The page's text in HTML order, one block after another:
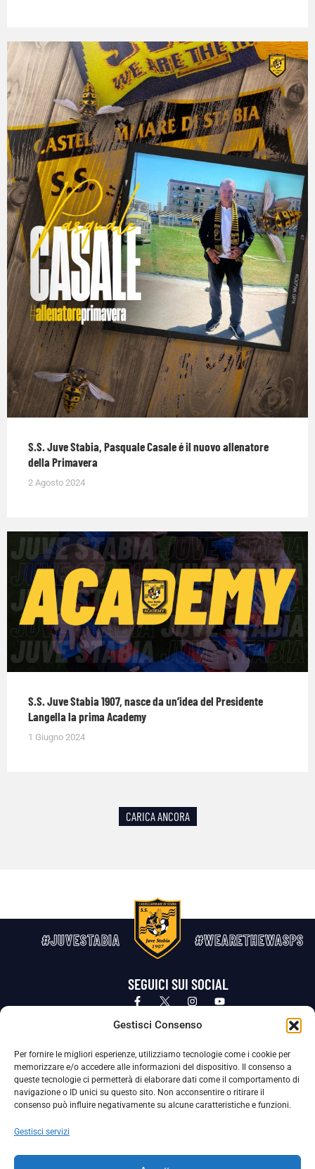
Gestisci Consenso
Per fornire le migliori esperienze, utilizziamo tecnologie come i cookie per
memorizzare e/o accedere alle informazioni del dispositivo. Il consenso a
queste tecnologie ci permetterà di elaborare dati come il comportamento di
navigazione o ID unici su questo sito. Non acconsentire o ritirare il
consenso può influire negativamente su alcune caratteristiche e funzioni.
Gestisci servizi
S.S. Juve Stabia, Pasquale Casale é il nuovo allenatore
della Primavera
2 Agosto 2024
S.S. Juve Stabia 1907, nasce da un’idea del Presidente
Langella la prima Academy
1 Giugno 2024
CARICA ANCORA
#JUVESTABIA #WEARETHEWASPS
SEGUICI SUI SOCIAL
Privacy Policy Cookie Policy
La Società ha nominato il Responsabile della Protezione dei Dati Personali (DPO), figura specializzata che vigila sulle modalità
adottate dalla nostra Società per tutelare i Suoi dati personali.
Per contattare il DPO può scrivere a